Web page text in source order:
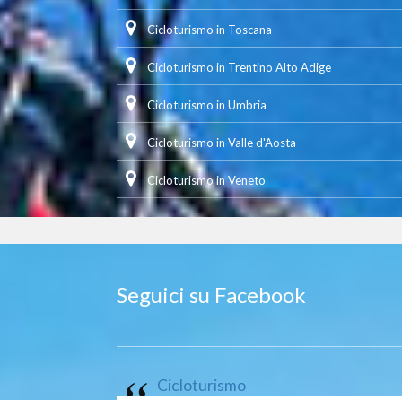
Cicloturismo in Toscana
Cicloturismo in Trentino Alto Adige
Cicloturismo in Umbria
Cicloturismo in Valle d'Aosta
Cicloturismo in Veneto
Seguici su Facebook
Cicloturismo